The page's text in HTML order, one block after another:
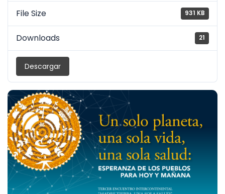
File Size 931 KB
Downloads 21
Descargar